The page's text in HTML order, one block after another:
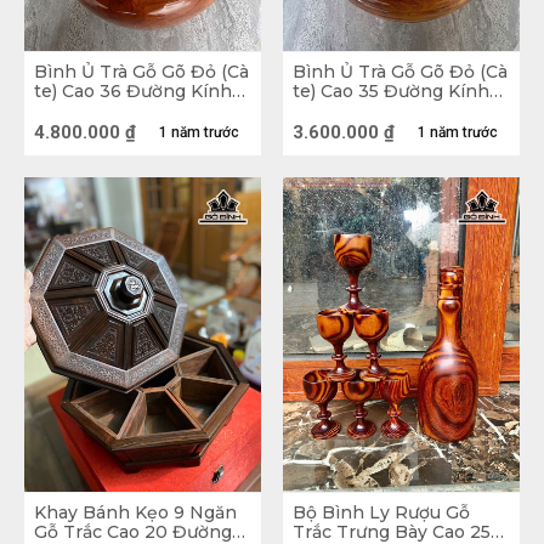
Bình Ủ Trà Gỗ Gõ Đỏ (Cà
te) Cao 36 Đường Kính
1 năm trước
4.800.000 ₫
Bình Ủ Trà Gỗ Gõ Đỏ (Cà
te) Cao 35 Đường Kính
1 năm trước
3.600.000 ₫
Khay Bánh Kẹo 9 Ngăn
Gỗ Trắc Cao 20 Đường
Bộ Bình Ly Rượu Gỗ
Trắc Trưng Bày Cao 25